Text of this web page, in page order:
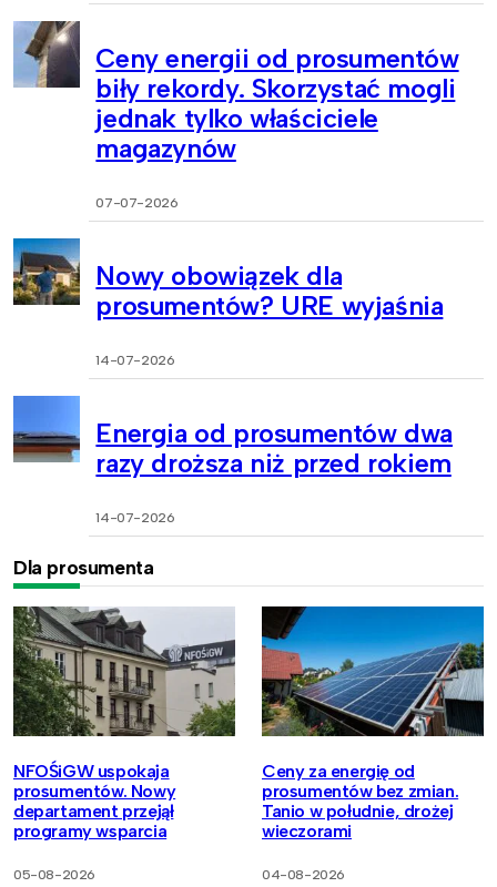
Ceny energii od prosumentów
biły rekordy. Skorzystać mogli
jednak tylko właściciele
magazynów
07-07-2026
Nowy obowiązek dla
prosumentów? URE wyjaśnia
14-07-2026
Energia od prosumentów dwa
razy droższa niż przed rokiem
14-07-2026
Dla prosumenta
NFOŚiGW uspokaja
prosumentów. Nowy
departament przejął
programy wsparcia
05-08-2026
Ceny za energię od
prosumentów bez zmian.
Tanio w południe, drożej
wieczorami
04-08-2026